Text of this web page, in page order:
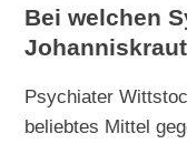
Bei welchen
Psychiater
beliebtes Mittel